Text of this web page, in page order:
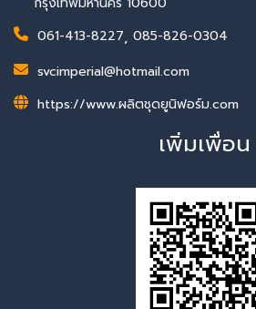
061-413-8227, 085-826-0304
svcimperial@hotmail.com
https://www.ผลิตชุดยูนิฟอร์ม.com
เพิ่มเพื่อน